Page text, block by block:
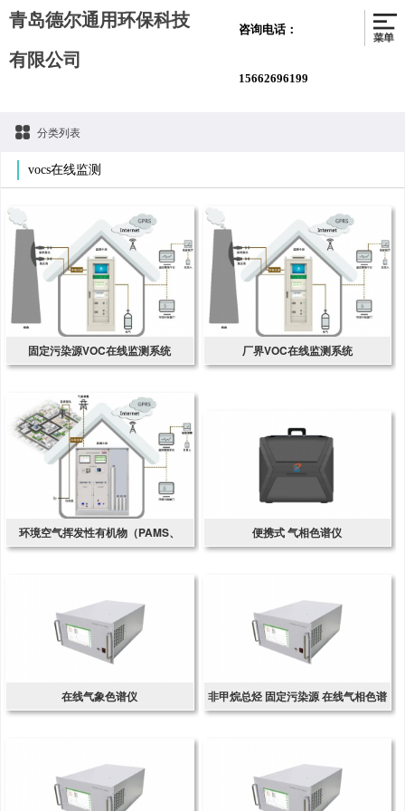
青岛德尔通用环保科技
有限公司
咨询电话：
15662696199
分类列表
vocs在线监测
固定污染源VOC在线监测系统 厂界VOC在线监测系统
环境空气挥发性有机物（PAMS、
便携式 气相色谱仪
在线气象色谱仪
非甲烷总烃 固定污染源 在线气相色谱